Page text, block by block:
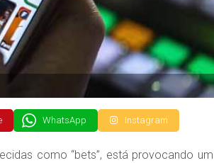
WhatsApp Instagram
como “bets”, está provocando um